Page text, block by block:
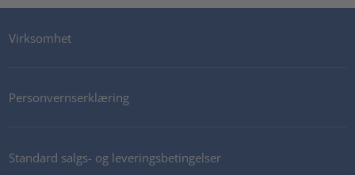
Virksomhet
Personvernserklæring
Standard salgs- og leveringsbetingelser